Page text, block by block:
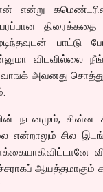
என்று
திரைக்கதை
பாட்டு
விடவில்லை
அவனது
நடனமும், சின்ன
என்றாலும் சில
ஆயத்தமாகும்